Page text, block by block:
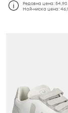
Редовна цена:
Най-ниска цена: